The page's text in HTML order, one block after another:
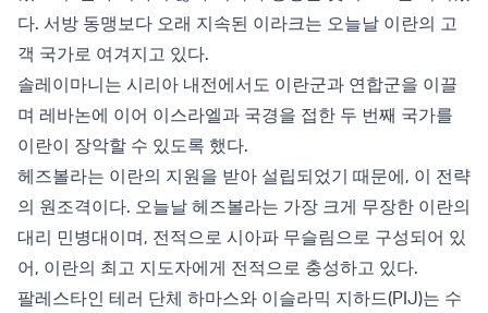
다. 서방 동맹보다 오래 지속된 이라크는 오늘날 이란의 고
객 국가로 여겨지고 있다.
솔레이마니는 시리아 내전에서도 이란군과 연합군을 이끌
며 레바논에 이어 이스라엘과 국경을 접한 두 번째 국가를
이란이 장악할 수 있도록 했다.
헤즈볼라는 이란의 지원을 받아 설립되었기 때문에, 이 전략
의 원조격이다. 오늘날 헤즈볼라는 가장 크게 무장한 이란의
대리 민병대이며, 전적으로 시아파 무슬림으로 구성되어 있
어, 이란의 최고 지도자에게 전적으로 충성하고 있다.
팔레스타인 테러 단체 하마스와 이슬라믹 지하드(PIJ)는 수